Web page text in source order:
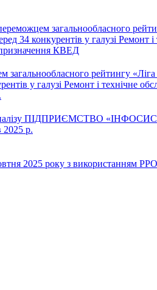
загальнообласного
34 конкурентів у галузі Ремонт і
КВЕД
рейтингу
у галузі Ремонт і технічне
аналізу ПІДПРИЄМСТВО
2025 р.
2025 року з використанням